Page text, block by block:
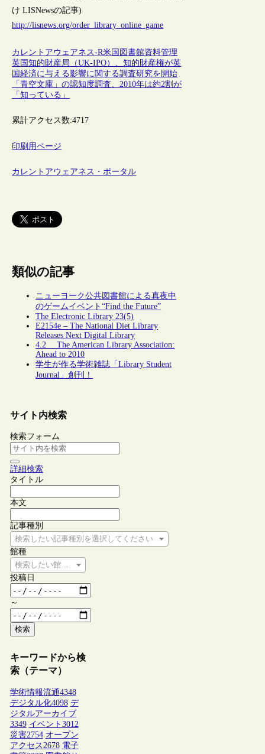
け LISNewsの記事)
http://lisnews.org/order_library_online_game
カレントアウェアネス-R米国 図書館資料管理
英国知的財産局（UK-IPO）、知的財産権が英
国経済に与える影響に関する調査研究を開始
「青空文庫」の認知度調査、2010年は約2割が
「知っている」
累計アクセス数:4717
印刷用ページ
カレントアウェアネス・ポータル
類似の記事
ニューヨーク公共図書館による真夜中
のゲームイベント“Find the Future”
The Electronic Library 23(5)
E2154e – The National Diet Library
Releases Next Digital Library
4.2 The American Library Association:
Ahead to 2010
学生が作る学術雑誌「Library Student
Journal」創刊！
サイト内検索
検索フォーム
詳細検索
タイトル
本文
記事種別
検索したい記事種別を選択してください
館種
検索したい館種を選択してください
投稿日
～
検索
キーワードから検
索（テーマ）
学術情報流通4348
デジタル化4098 デ
ジタルアーカイブ
3349 イベント 3012
災害2754 オープン
アクセス 2678 電子